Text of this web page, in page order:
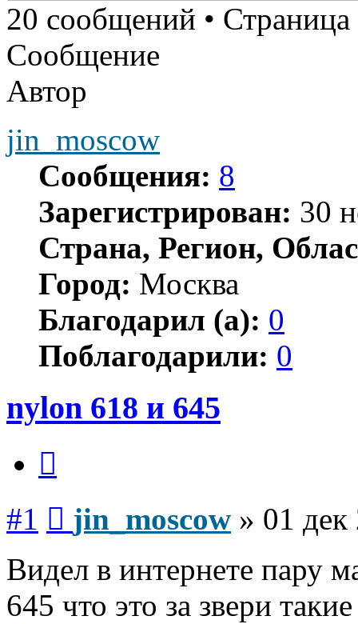
20 сообщений • Страница
Сообщение
Автор
jin_moscow
Сообщения: 8
Зарегистрирован: 30
Страна, Регион,
Город: Москва
Благодарил (а): 0
Поблагодарили: 0
nylon 618 и 645
#1 jin_moscow » 01
Видел в интернете пару
645 что это за звери